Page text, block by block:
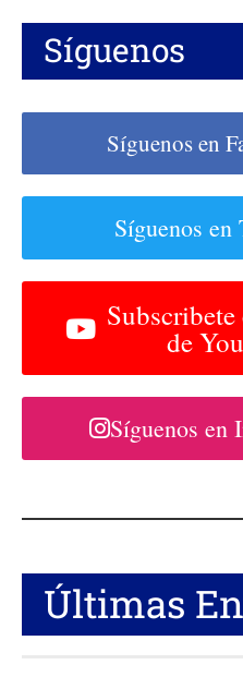
Síguenos
Síguenos en
Síguenos
de
Síguenos en
Últimas